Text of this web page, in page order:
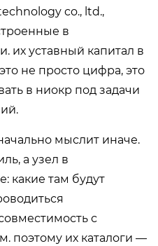
co., ltd.,
в
их уставный капитал в
не просто цифра, это
в ниокр под задачи
мыслит иначе.
а узел в
какие там будут
с
поэтому их каталоги —